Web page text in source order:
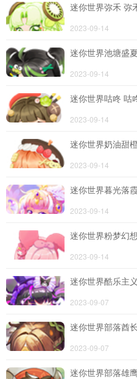
迷你世界弥禾 弥
2023-09-14
迷你世界池塘盛
2023-09-14
迷你世界咕咚 咕
2023-09-14
迷你世界奶油甜
2023-09-14
迷你世界暮光落
2023-09-14
迷你世界粉梦幻
2023-09-14
迷你世界酷乐主
2023-09-07
迷你世界部落酋
2023-09-07
迷你世界部落雄